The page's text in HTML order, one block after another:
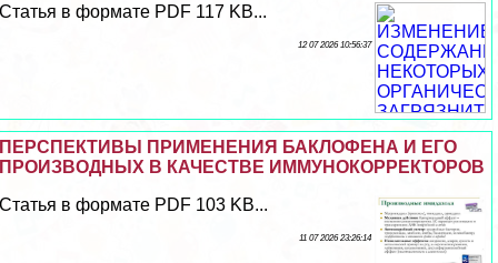
Статья в формате PDF 117 KB...
12 07 2026 10:56:37
ПЕРСПЕКТИВЫ ПРИМЕНЕНИЯ БАКЛОФЕНА И ЕГО
ПРОИЗВОДНЫХ В КАЧЕСТВЕ ИММУНОКОРРЕКТОРОВ
Статья в формате PDF 103 KB...
11 07 2026 23:26:14